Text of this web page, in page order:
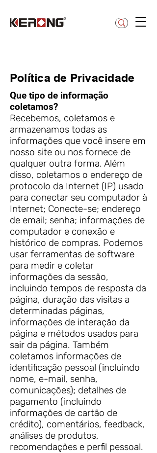
Política de Privacidade
Que tipo de informação
coletamos?
Recebemos, coletamos e
armazenamos todas as
informações que você insere em
nosso site ou nos fornece de
qualquer outra forma. Além
disso, coletamos o endereço de
protocolo da Internet (IP) usado
para conectar seu computador à
Internet; Conecte-se; endereço
de email; senha; informações de
computador e conexão e
histórico de compras. Podemos
usar ferramentas de software
para medir e coletar
informações da sessão,
incluindo tempos de resposta da
página, duração das visitas a
determinadas páginas,
informações de interação da
página e métodos usados para
sair da página. Também
coletamos informações de
identificação pessoal (incluindo
nome, e-mail, senha,
comunicações); detalhes de
pagamento (incluindo
informações de cartão de
crédito), comentários, feedback,
análises de produtos,
recomendações e perfil pessoal.